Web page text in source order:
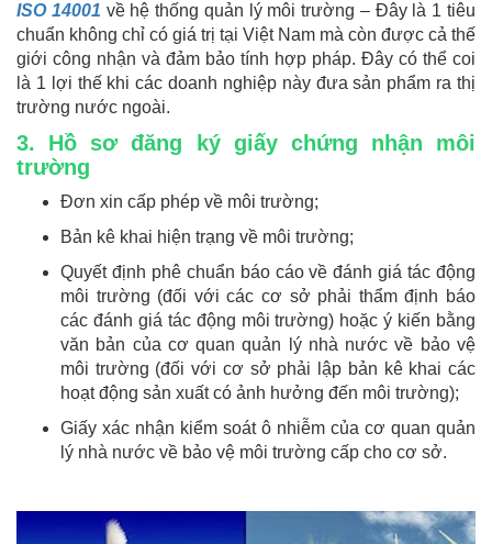
ISO 14001 về hệ thống quản lý môi trường – Đây là 1 tiêu
chuẩn không chỉ có giá trị tại Việt Nam mà còn được cả thế
giới công nhận và đảm bảo tính hợp pháp. Đây có thể coi
là 1 lợi thế khi các doanh nghiệp này đưa sản phẩm ra thị
trường nước ngoài.
3. Hồ sơ đăng ký giấy chứng nhận môi
trường
Đơn xin cấp phép về môi trường;
Bản kê khai hiện trạng về môi trường;
Quyết định phê chuẩn báo cáo về đánh giá tác động
môi trường (đối với các cơ sở phải thẩm định báo
các đánh giá tác động môi trường) hoặc ý kiến bằng
văn bản của cơ quan quản lý nhà nước về bảo vệ
môi trường (đối với cơ sở phải lập bản kê khai các
hoạt động sản xuất có ảnh hưởng đến môi trường);
Giấy xác nhận kiểm soát ô nhiễm của cơ quan quản
lý nhà nước về bảo vệ môi trường cấp cho cơ sở.